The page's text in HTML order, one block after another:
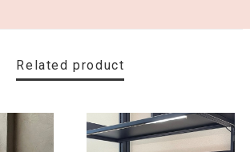
Related product